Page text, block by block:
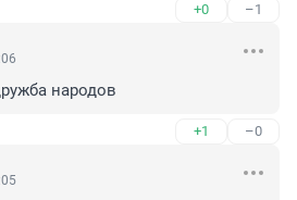
+0 –1
народов
+1 –0